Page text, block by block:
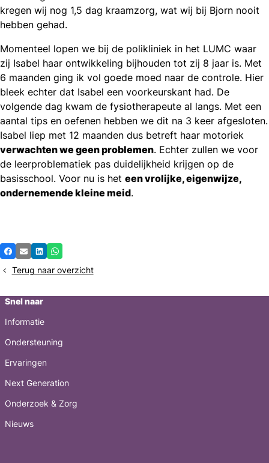
kregen wij nog 1,5 dag kraamzorg, wat wij bij Bjorn nooit
hebben gehad.
Momenteel lopen we bij de polikliniek in het LUMC waar
zij Isabel haar ontwikkeling bijhouden tot zij 8 jaar is. Met
6 maanden ging ik vol goede moed naar de controle. Hier
bleek echter dat Isabel een voorkeurskant had. De
volgende dag kwam de fysiotherapeute al langs. Met een
aantal tips en oefenen hebben we dit na 3 keer afgesloten.
Isabel liep met 12 maanden dus betreft haar motoriek
verwachten we geen problemen. Echter zullen we voor
de leerproblematiek pas duidelijkheid krijgen op de
basisschool. Voor nu is het een vrolijke, eigenwijze,
ondernemende kleine meid.
Deel
bericht
Facebook
E-mailLinkedInWhatsapp
Terug naar overzicht
Snel naar
Informatie
Ondersteuning
Ervaringen
Next Generation
Onderzoek & Zorg
Nieuws